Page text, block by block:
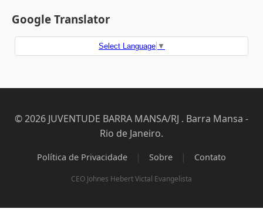
Google Translator
Select Language ▼
© 2026 JUVENTUDE BARRA MANSA/RJ . Barra Mansa -
Rio de Janeiro.
Política de Privacidade | Sobre | Contato
CEO Johnes Hebert Victal Evangelista